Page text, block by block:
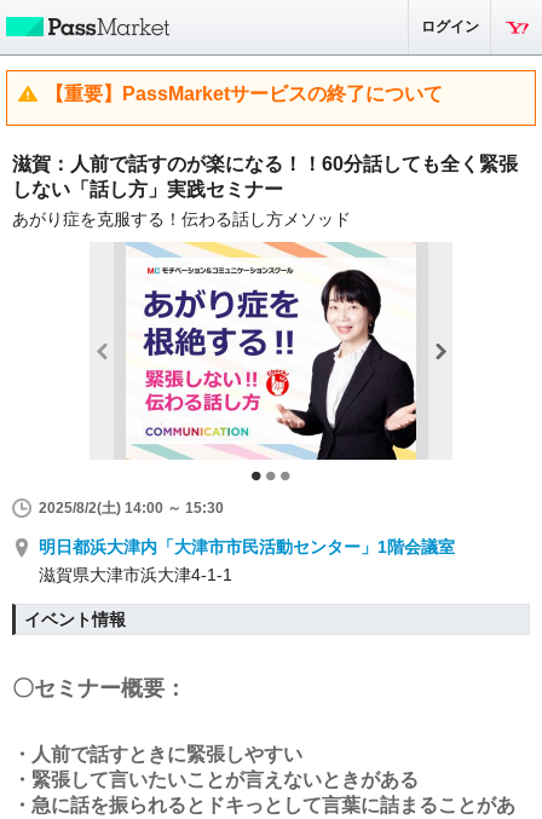
ログイン
【重要】PassMarketサービスの終了について
滋賀：人前で話すのが楽になる！！60分話しても全く緊張
しない「話し方」実践セミナー
あがり症を克服する！伝わる話し方メソッド
2025/8/2(土) 14:00 ～ 15:30
明日都浜大津内「大津市市民活動センター」1階会議室
滋賀県大津市浜大津4-1-1
イベント情報
〇セミナー概要：
・人前で話すときに緊張しやすい
・緊張して言いたいことが言えないときがある
・急に話を振られるとドキっとして言葉に詰まることがあ